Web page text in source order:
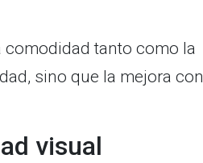
tanto como la
sino que la mejora con
visual